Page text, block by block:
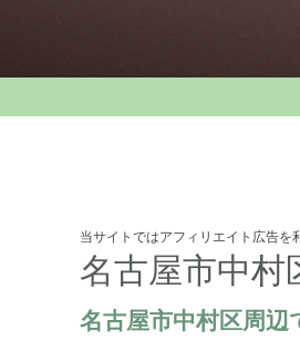
当サイトではアフィリエイト広告を
名古屋市中村
名古屋市中村区周